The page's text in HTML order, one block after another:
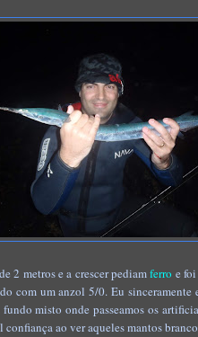
2 metros e a crescer pediamferro e
com um anzol 5/0. Eu
misto onde passeamos os
ao ver aqueles mantos